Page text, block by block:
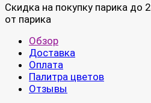
Скидка на покупку парика до
от парика
Обзор
Доставка
Оплата
Палитра цветов
Отзывы